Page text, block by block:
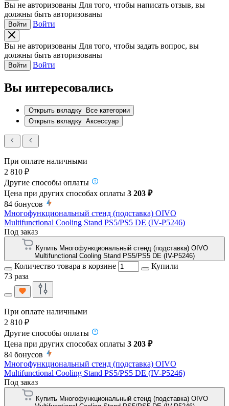
Вы не авторизованы Для того, чтобы написать отзыв, вы
должны быть авторизованы
Войти Войти
Вы не авторизованы Для того, чтобы задать вопрос, вы
должны быть авторизованы
Войти Войти
Вы интересовались
Открыть вкладку
Все категории
Открыть вкладку Аксессуар
При оплате наличными
2 810 ₽
Другие способы оплаты
Цена при других способах оплаты 3 203 ₽
84 бонусов
Многофункциональный стенд (подставка) OIVO
Multifunctional Cooling Stand PS5/PS5 DE (IV-P5246)
Под заказ
Купить Многофункциональный стенд (подставка) OIVO
Multifunctional Cooling Stand PS5/PS5 DE (IV-P5246)
Количество товара в корзине
Купили
73 раза
При оплате наличными
2 810 ₽
Другие способы оплаты
Цена при других способах оплаты 3 203 ₽
84 бонусов
Многофункциональный стенд (подставка) OIVO
Multifunctional Cooling Stand PS5/PS5 DE (IV-P5246)
Под заказ
Купить Многофункциональный стенд (подставка) OIVO